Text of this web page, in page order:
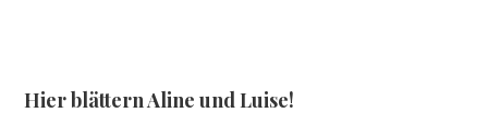
Hier blättern Aline und Luise!